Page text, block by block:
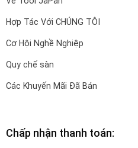
Hợp Tác Với CHÚNG TÔI
Cơ Hội Nghề Nghiệp
Quy chế sàn
Các Khuyến Mãi Đã Bán
Chấp nhận thanh toán: